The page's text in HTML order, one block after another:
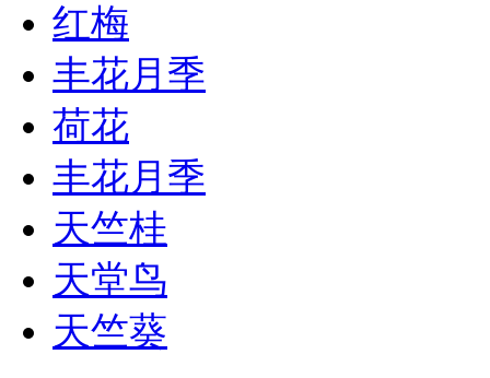
红梅
丰花月季
荷花
丰花月季
天竺桂
天堂鸟
天竺葵